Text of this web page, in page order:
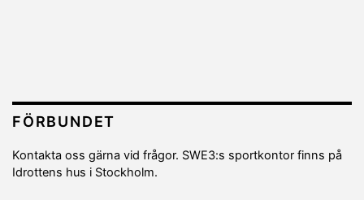
FÖRBUNDET
Kontakta oss gärna vid frågor. SWE3:s sportkontor finns på
Idrottens hus i Stockholm.